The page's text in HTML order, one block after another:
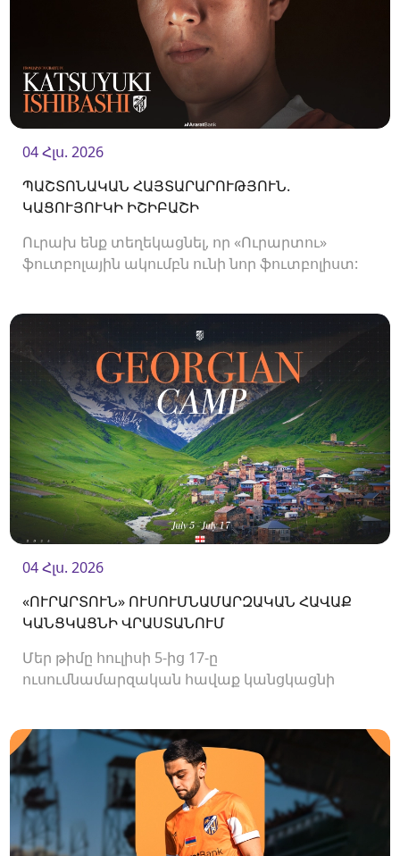
04 Հլս. 2026
ՊԱՇՏՈՆԱԿԱՆ ՀԱՅՏԱՐԱՐՈՒԹՅՈՒՆ.
ԿԱՑՈՒՅՈՒԿԻ ԻՇԻԲԱՇԻ
Ուրախ ենք տեղեկացնել, որ «Ուրարտու»
ֆուտբոլային ակումբն ունի նոր ֆուտբոլիստ:
04 Հլս. 2026
«ՈՒՐԱՐՏՈՒՆ» ՈՒՍՈՒՄՆԱՄԱՐԶԱԿԱՆ ՀԱՎԱՔ
ԿԱՆՑԿԱՑՆԻ ՎՐԱՍՏԱՆՈՒՄ
Մեր թիմը հուլիսի 5-ից 17-ը
ուսումնամարզական հավաք կանցկացնի